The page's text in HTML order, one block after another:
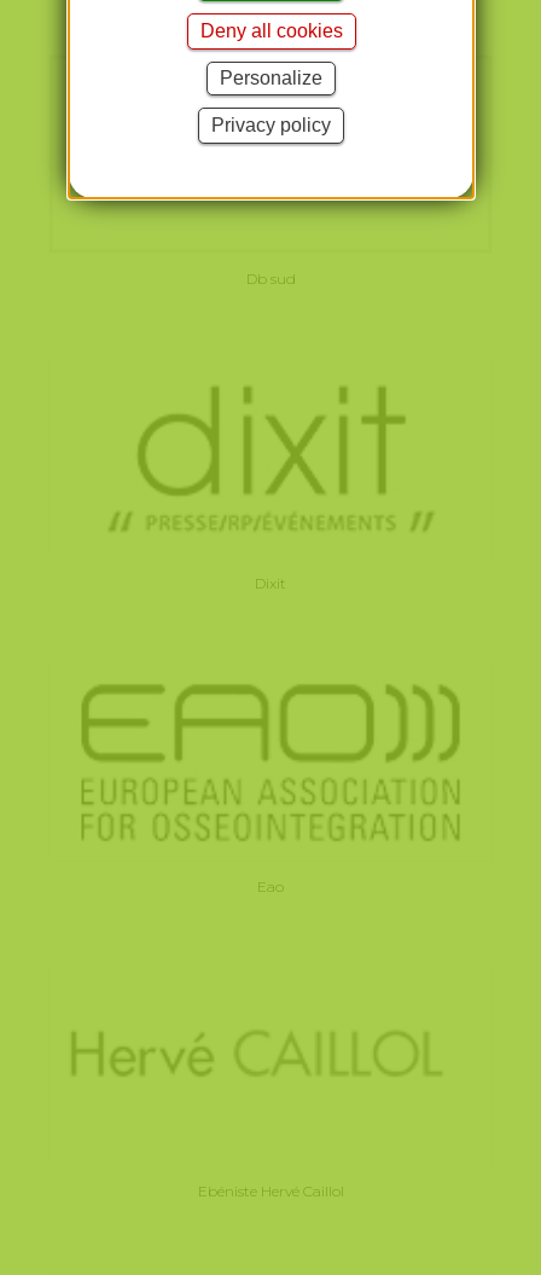
Db sud
Dixit
Eao
Ebéniste Hervé Caillol
Deny all cookies
Personalize
Privacy policy